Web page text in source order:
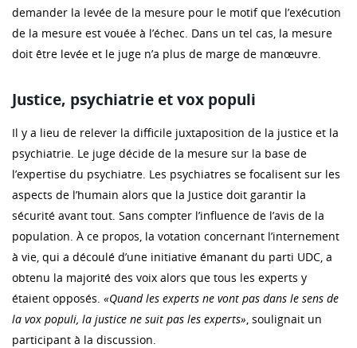
demander la levée de la mesure pour le motif que l’exécution
de la mesure est vouée à l’échec. Dans un tel cas, la mesure
doit être levée et le juge n’a plus de marge de manœuvre.
Justice, psychiatrie et vox populi
Il y a lieu de relever la difficile juxtaposition de la justice et la
psychiatrie. Le juge décide de la mesure sur la base de
l’expertise du psychiatre. Les psychiatres se focalisent sur les
aspects de l’humain alors que la Justice doit garantir la
sécurité avant tout. Sans compter l’influence de l’avis de la
population. À ce propos, la votation concernant l’internement
à vie, qui a découlé d’une initiative émanant du parti UDC, a
obtenu la majorité des voix alors que tous les experts y
étaient opposés. «Quand les experts ne vont pas dans le sens de
la vox populi, la justice ne suit pas les experts», soulignait un
participant à la discussion.